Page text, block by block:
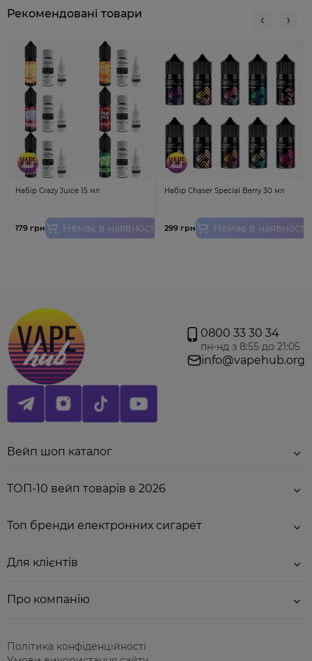
Рекомендовані товари
Набір Crazy Juice 15 мл
179 грн Немає в наявності
Набір Chaser Special Berry 30 мл
299 грн Немає в наявності
0800 33 30 34
пн-нд з 8:55 до 21:05
info@vapehub.org
Вейп шоп каталог
ТОП-10 вейп товарів в 2026
Топ бренди електронних сигарет
Для клієнтів
Про компанію
Політика конфіденційності